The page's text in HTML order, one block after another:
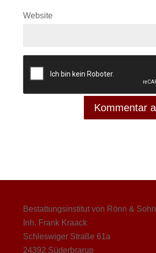
Website
Bestattungsinstitut von Rönn & Sohn
Inh. Frank Kraack
Schleswiger Straße 61a
24392 Süderbrarup